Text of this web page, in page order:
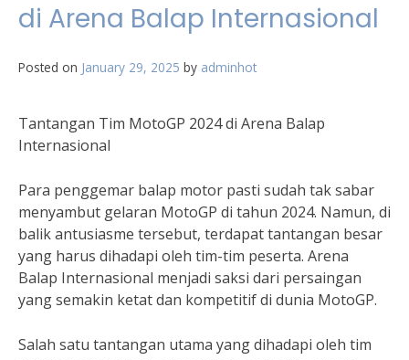
di Arena Balap Internasional
Posted on January 29, 2025 by adminhot
Tantangan Tim MotoGP 2024 di Arena Balap
Internasional
Para penggemar balap motor pasti sudah tak sabar
menyambut gelaran MotoGP di tahun 2024. Namun, di
balik antusiasme tersebut, terdapat tantangan besar
yang harus dihadapi oleh tim-tim peserta. Arena
Balap Internasional menjadi saksi dari persaingan
yang semakin ketat dan kompetitif di dunia MotoGP.
Salah satu tantangan utama yang dihadapi oleh tim